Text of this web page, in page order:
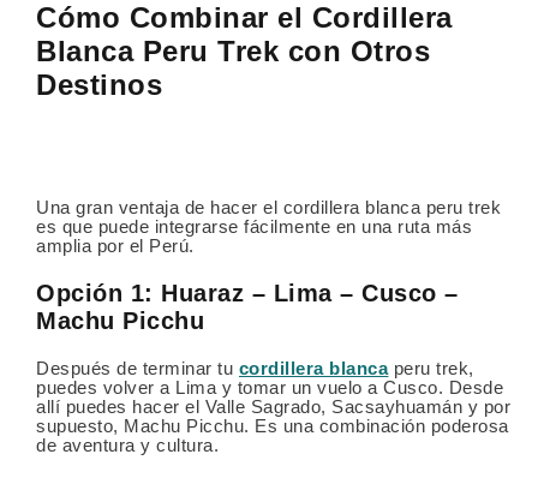
Cómo Combinar el Cordillera
Blanca Peru Trek con Otros
Destinos
Una gran ventaja de hacer el cordillera blanca peru trek
es que puede integrarse fácilmente en una ruta más
amplia por el Perú.
Opción 1: Huaraz – Lima – Cusco –
Machu Picchu
Después de terminar tu cordillera blancaperu trek,
puedes volver a Lima y tomar un vuelo a Cusco. Desde
allí puedes hacer el Valle Sagrado, Sacsayhuamán y por
supuesto, Machu Picchu. Es una combinación poderosa
de aventura y cultura.